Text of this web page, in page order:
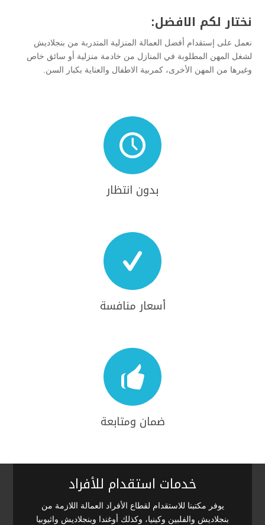
نختار لكم الافضل:
نعمل على إستقدام أفضل العمالة المنزلية المتدربة من بنجلاديش
لشغل المهن المطلوبة في المنازل من خادمة منزلية أو سائق خاص
وغيرها من المهن الأخرى، كمربية الاطفال والعناية بكبار السن.

بدون انتظار

أسعار منافسة

ضمان ومتابعة
خدمات استقدام للأفراد
يوفر مكتبنا للاستقدام لقطاع الأفراد العمالة اللازمة من
بنجلاديش والفلبين وكينيا، وكذلك أوغندا وبنجلاديش واثيوبيا